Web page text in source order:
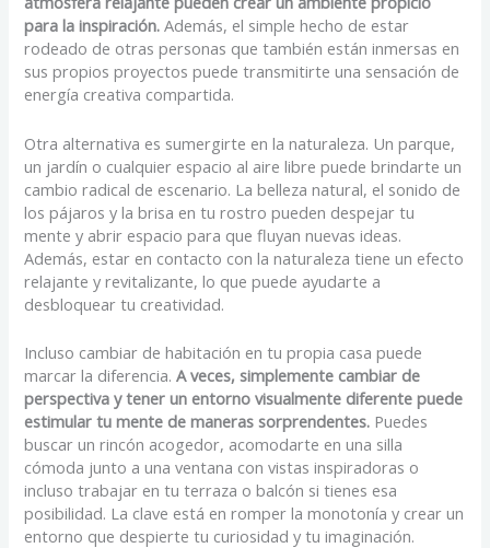
para la inspiración. Además, el simple hecho de estar
rodeado de otras personas que también están inmersas en
sus propios proyectos puede transmitirte una sensación de
energía creativa compartida.
Otra alternativa es sumergirte en la naturaleza. Un parque,
un jardín o cualquier espacio al aire libre puede brindarte un
cambio radical de escenario. La belleza natural, el sonido de
los pájaros y la brisa en tu rostro pueden despejar tu
mente y abrir espacio para que fluyan nuevas ideas.
Además, estar en contacto con la naturaleza tiene un efecto
relajante y revitalizante, lo que puede ayudarte a
desbloquear tu creatividad.
Incluso cambiar de habitación en tu propia casa puede
marcar la diferencia.A veces, simplemente cambiar de
perspectiva y tener un entorno visualmente diferente puede
estimular tu mente de maneras sorprendentes. Puedes
buscar un rincón acogedor, acomodarte en una silla
cómoda junto a una ventana con vistas inspiradoras o
incluso trabajar en tu terraza o balcón si tienes esa
posibilidad. La clave está en romper la monotonía y crear un
entorno que despierte tu curiosidad y tu imaginación.